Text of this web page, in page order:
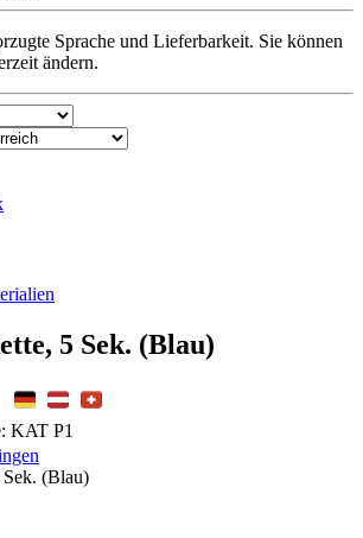
Sprache und Lieferbarkeit. Sie können
ändern.
5 Sek. (Blau)
KAT P1